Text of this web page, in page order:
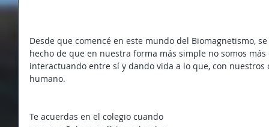
Desde que comencé en este mundo del Biomagnetismo,
hecho de que en nuestra forma más simple no somos
interactuando entre sí y dando vida a lo que, con
humano.
Te acuerdas en el colegio cuando